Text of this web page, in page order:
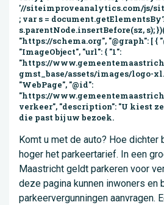
'//siteimproveanalytics.com/js/
; var s =
s.parentNode.insertBefore(sz, s);
"https://schema.org", "@graph": [ {
"ImageObject", "url": { "1":
"https://
gmst_base/assets/images/logo-
"WebPage", "@id":
"https://
verkeer", "description": "U kiest
die past bij uw bezoek.
Komt u met de auto? Hoe dichter
hoger het parkeertarief. In een
Maastricht geldt parkeren voor
deze pagina kunnen inwoners en
parkeervergunningen aanvragen.